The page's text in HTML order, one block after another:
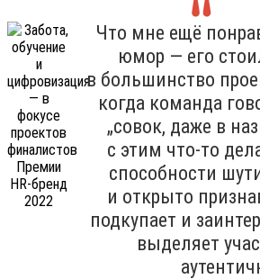
Что мне ещё
юмор — его
в большинство
когда команда
„совок, даже в
с этим что-то
способности
и открыто
подкупает и
выделяет